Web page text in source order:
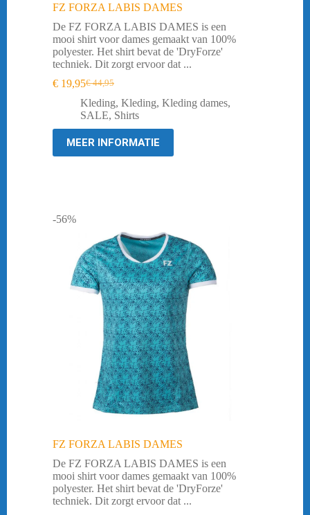
FZ FORZA LABIS DAMES
De FZ FORZA LABIS DAMES is een
mooi shirt voor dames gemaakt van 100%
polyester. Het shirt bevat de 'DryForze'
techniek. Dit zorgt ervoor dat ...
€44,95
Oorspronkelijke
prijs
was:
€ 44,95.
€ 19,95Huidige
prijs
is:
€ 19,95.
Kleding, Kleding, Kleding dames,
SALE, Shirts
MEER INFORMATIE
-56%
FZ FORZA LABIS DAMES
De FZ FORZA LABIS DAMES is een
mooi shirt voor dames gemaakt van 100%
polyester. Het shirt bevat de 'DryForze'
techniek. Dit zorgt ervoor dat ...